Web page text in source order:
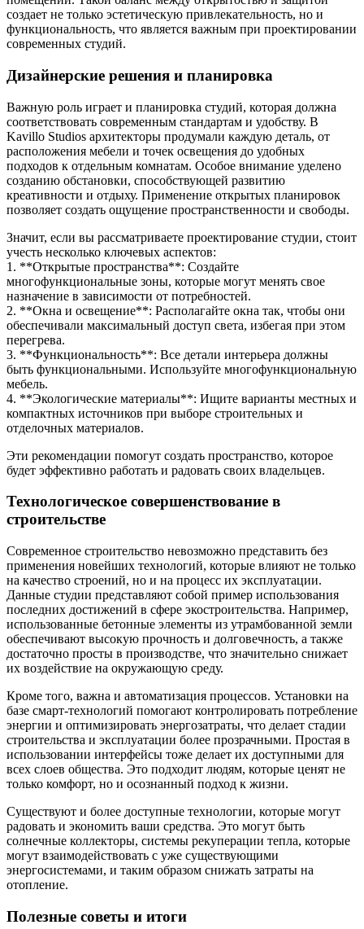
создает не только эстетическую привлекательность, но и
функциональность, что является важным при проектировании
современных студий.
Дизайнерские решения и планировка
Важную роль играет и планировка студий, которая должна
соответствовать современным стандартам и удобству. В
Kavillo Studios архитекторы продумали каждую деталь, от
расположения мебели и точек освещения до удобных
подходов к отдельным комнатам. Особое внимание уделено
созданию обстановки, способствующей развитию
креативности и отдыху. Применение открытых планировок
позволяет создать ощущение пространственности и свободы.
Значит, если вы рассматриваете проектирование студии, стоит
учесть несколько ключевых аспектов:
1. **Открытые пространства**: Создайте
многофункциональные зоны, которые могут менять свое
назначение в зависимости от потребностей.
2. **Окна и освещение**: Располагайте окна так, чтобы они
обеспечивали максимальный доступ света, избегая при этом
перегрева.
3. **Функциональность**: Все детали интерьера должны
быть функциональными. Используйте многофункциональную
мебель.
4. **Экологические материалы**: Ищите варианты местных и
компактных источников при выборе строительных и
отделочных материалов.
Эти рекомендации помогут создать пространство, которое
будет эффективно работать и радовать своих владельцев.
Технологическое совершенствование в
строительстве
Современное строительство невозможно представить без
применения новейших технологий, которые влияют не только
на качество строений, но и на процесс их эксплуатации.
Данные студии представляют собой пример использования
последних достижений в сфере экостроительства. Например,
использованные бетонные элементы из утрамбованной земли
обеспечивают высокую прочность и долговечность, а также
достаточно просты в производстве, что значительно снижает
их воздействие на окружающую среду.
Кроме того, важна и автоматизация процессов. Установки на
базе смарт-технологий помогают контролировать потребление
энергии и оптимизировать энергозатраты, что делает стадии
строительства и эксплуатации более прозрачными. Простая в
использовании интерфейсы тоже делает их доступными для
всех слоев общества. Это подходит людям, которые ценят не
только комфорт, но и осознанный подход к жизни.
Существуют и более доступные технологии, которые могут
радовать и экономить ваши средства. Это могут быть
солнечные коллекторы, системы рекуперации тепла, которые
могут взаимодействовать с уже существующими
энергосистемами, и таким образом снижать затраты на
отопление.
Полезные советы и итоги